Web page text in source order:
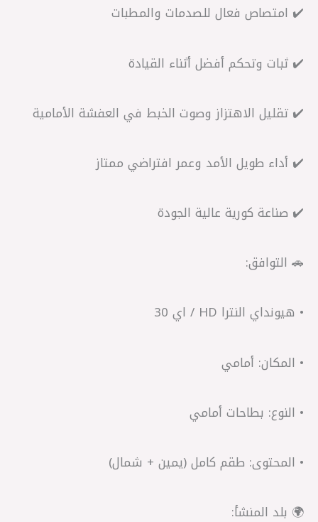
✔️ امتصاص فعال للصدمات والمطبات
✔️ ثبات وتحكم أفضل أثناء القيادة
✔️ تقليل الاهتزاز وصوت الخبط في العفشة الأمامية
✔️ أداء طويل الأمد وعمر افتراضي ممتاز
✔️ صناعة كورية عالية الجودة
🚗 التوافق:
• هيونداي النترا HD / اي 30
• المكان: أمامي
• النوع: بطاحات أمامي
• المحتوى: طقم كامل (يمين + شمال)
🌍 بلد المنشأ: